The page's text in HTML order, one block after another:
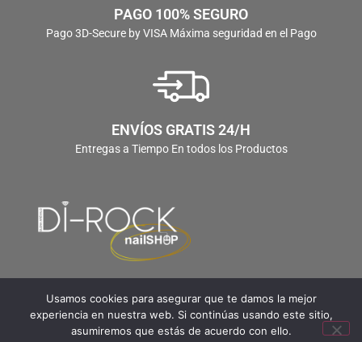
PAGO 100% SEGURO
Pago 3D-Secure by VISA Máxima seguridad en el Pago
ENVÍOS GRATIS 24/H
Entregas a Tiempo En todos los Productos
Usamos cookies para asegurar que te damos la mejor
experiencia en nuestra web. Si continúas usando este sitio,
asumiremos que estás de acuerdo con ello.